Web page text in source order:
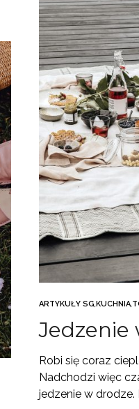
ARTYKUŁY SG,KUCHNIA,
Jedzenie
Robi się coraz
Nadchodzi więc
jedzenie w drodze.